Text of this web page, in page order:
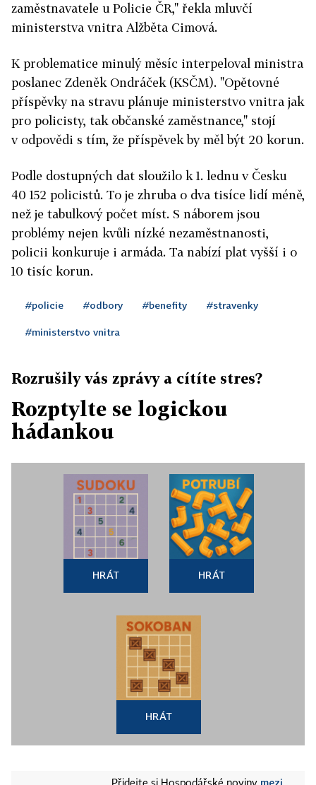
zaměstnavatele u Policie ČR," řekla mluvčí
ministerstva vnitra Alžběta Cimová.
K problematice minulý měsíc interpeloval ministra
poslanec Zdeněk Ondráček (KSČM). "Opětovné
příspěvky na stravu plánuje ministerstvo vnitra jak
pro policisty, tak občanské zaměstnance," stojí
v odpovědi s tím, že příspěvek by měl být 20 korun.
Podle dostupných dat sloužilo k 1. lednu v Česku
40 152 policistů. To je zhruba o dva tisíce lidí méně,
než je tabulkový počet míst. S náborem jsou
problémy nejen kvůli nízké nezaměstnanosti,
policii konkuruje i armáda. Ta nabízí plat vyšší i o
10 tisíc korun.
#policie #odbory #benefity #stravenky
#ministerstvo vnitra
Rozrušily vás zprávy a cítíte stres?
Rozptylte se logickou
hádankou
HRÁT HRÁT
HRÁT
mezi